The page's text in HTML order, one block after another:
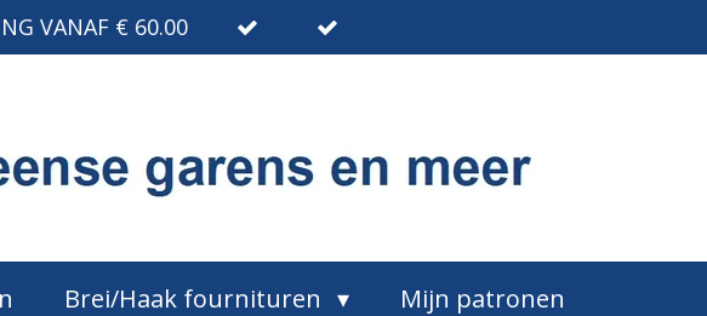
VANAF € 60.00
Brei/Haak fournituren
Mijn patronen